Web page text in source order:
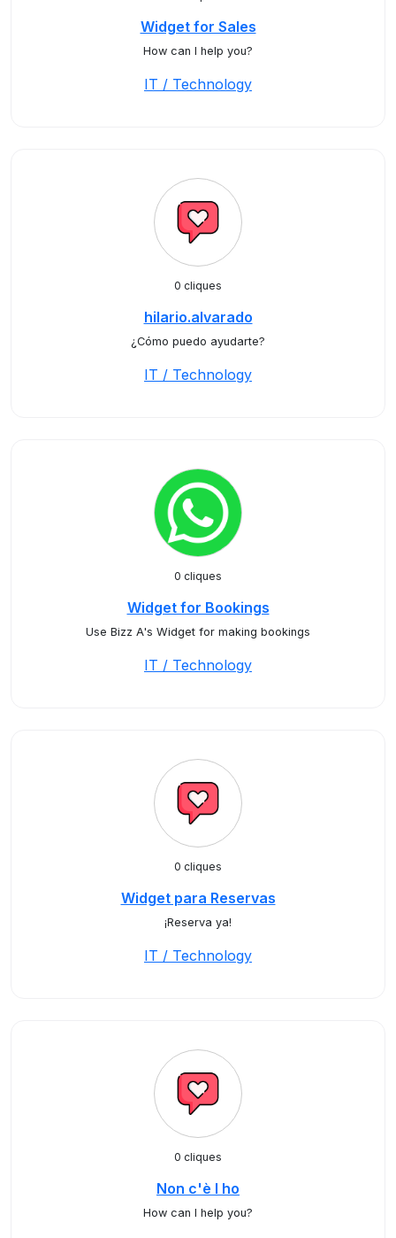
Widget for Sales
How can I help you?
IT / Technology
0 cliques
hilario.alvarado
¿Cómo puedo ayudarte?
IT / Technology
0 cliques
Widget for Bookings
Use Bizz A's Widget for making bookings
IT / Technology
0 cliques
Widget para Reservas
¡Reserva ya!
IT / Technology
0 cliques
Non c'è l ho
How can I help you?